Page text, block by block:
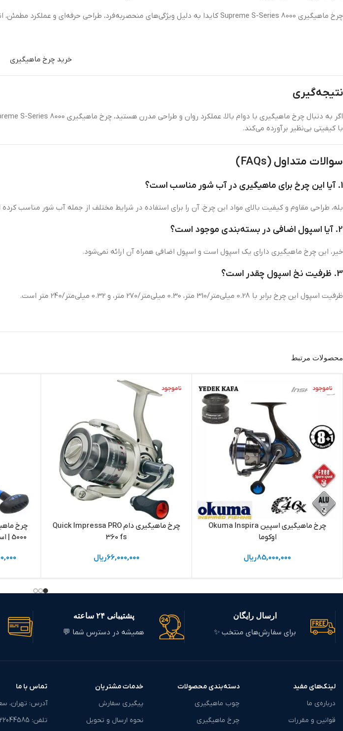
چرخ ماهیگیری Supreme S-Series 8000 کایدا به دلیل ویژگی‌های منحصربه‌فرد، طراحی حرفه‌ای و عملکرد مطمئن، انتخابی بی‌نقص برای علاقه‌مندان به ماهیگیری است.
خرید چرخ ماهیگیری
نتیجه‌گیری
با کیفیتی بی‌نظیر برآورده می‌کند.
سوالات متداول (FAQs)
1. آیا این چرخ برای ماهیگیری در آب شور مناسب است؟
بله، طراحی مقاوم و کیفیت بالای مواد این چرخ، آن را برای استفاده در شرایط مختلف از جمله آب شور مناسب
2. آیا اسپول اضافی در بسته‌بندی موجود است؟
خیر، این چرخ ماهیگیری دارای یک اسپول است و اسپول اضافی همراه آن ارائه نمی‌شود.
3. ظرفیت نخ اسپول چقدر است؟
ظرفیت اسپول این چرخ برابر با 0.28 میلی‌متر/310 متر، 0.30 میلی‌متر/270 متر، و 0.32 میلی‌متر/240 متر است.
محصولات مرتبط
ناموجود
چرخ ماهیگیری اسپین Okuma Inspira
اوکوما
85,000,000ریال
ناموجود
چرخ ماهیگیری دام Quick Impressa PRO
360 fs
66,000,000ریال
5000 | اسپول فلزی، عملکرد نرم و دقت بالا
ارسال رایگان
برای سفارش‌های منتخب ✨
پشتیبانی ۲۴ ساعته
همیشه در دسترس شما 💬
لینک‌های مفید
درباره‌ی ما
قوانین و مقررات
دسته‌بندی محصولات
چوب ماهیگیری
چرخ ماهیگیری
خدمات مشتریان
پیگیری سفارش
نحوه ارسال و تحویل
تماس با ما
آدرس: تهران،
تلفن: ‎09122044585